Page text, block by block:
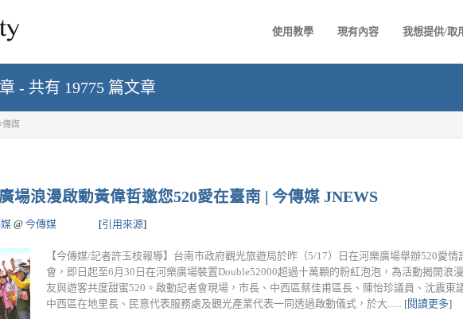
使用教學 現有內容 我想提供/取
- 共有 19775 篇文章
傳媒
場浪漫啟動黃偉哲邀您520愛在臺南 | 今傳媒 JNEWS
@ 今傳媒 [引用來源]
【今傳媒/記者許玉枝報導】台南市政府觀光旅遊局於昨（5/17）日在河樂廣場舉辦520愛
會，即日起至6月30日在河樂廣場裝置Double52000超過十萬顆的粉紅泡泡，為活動揭開浪
友與遊客共度甜蜜520。啟動記者會現場，市長、中西區蔡佳甫區長、陳怡珍議員、沈震東
中西區在地里長、民意代表服務處及觀光產業代表一同透過啟動儀式，於大...... [閱讀更多]